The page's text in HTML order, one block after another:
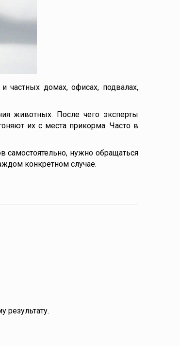
частных домах, офисах, подвалах,
животных. После чего эксперты
их с места прикорма. Часто в
самостоятельно, нужно обращаться
конкретном случае.
результату.